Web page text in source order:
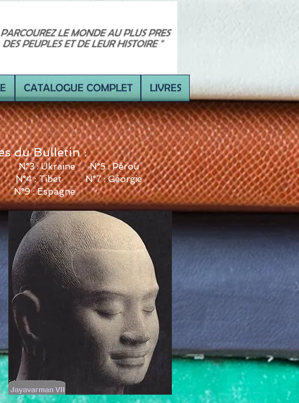
CATALOGUE COMPLET LIVRES
du Bulletin :
N°3 : Ukraine
N°5 : Pérou
N°4 : Tibet
N°7 : Géorgie
N°9 : Espagne